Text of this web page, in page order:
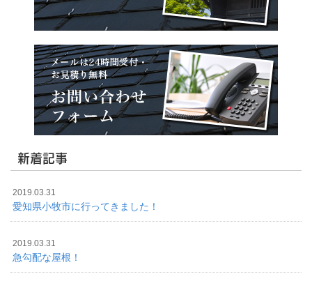
新着記事
2019.03.31
愛知県小牧市に行ってきました！
2019.03.31
急勾配な屋根！